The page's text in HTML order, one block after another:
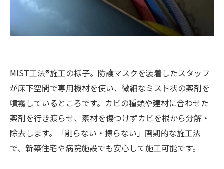
MIST工法®施工の様子。防護マスクを装着したスタッフ
が床下空間で専用機材を使い、微細なミスト状の薬剤を
噴霧しているところです。カビの種類や建材に合わせた
薬剤を行き渡らせ、素材を傷つけずカビを根から分解・
除去します。「削らない・擦らない」画期的な施工法
で、新築住宅や病院施設でも安心して施工可能です。